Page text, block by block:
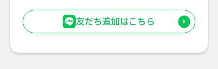
友だち追加はこちら